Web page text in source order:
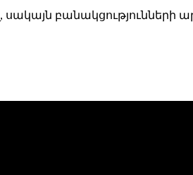
բանակցությունների